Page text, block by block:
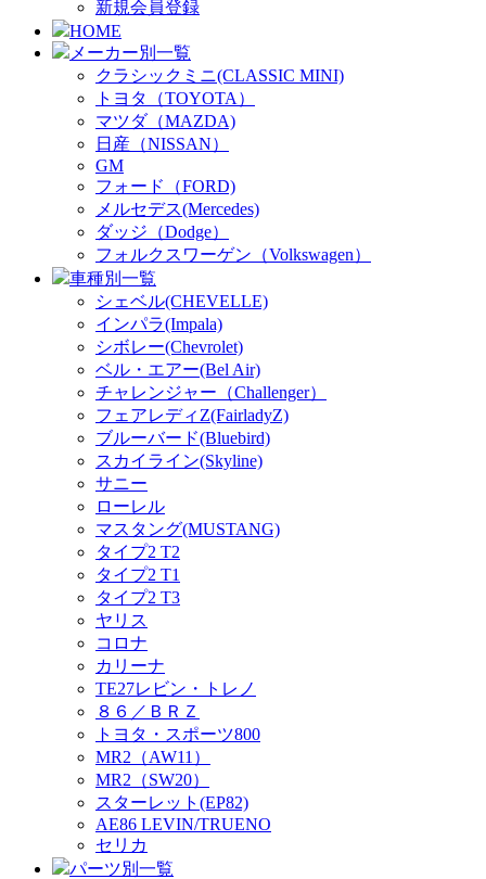
新規会員登録
HOME
メーカー別一覧
クラシックミニ(CLASSIC MINI)
トヨタ（TOYOTA）
マツダ（MAZDA)
日産（NISSAN）
GM
フォード（FORD)
メルセデス(Mercedes)
ダッジ（Dodge）
フォルクスワーゲン（Volkswagen）
車種別一覧
シェベル(CHEVELLE)
インパラ(Impala)
シボレー(Chevrolet)
ベル・エアー(Bel Air)
チャレンジャー（Challenger）
フェアレディZ(FairladyZ)
ブルーバード(Bluebird)
スカイライン(Skyline)
サニー
ローレル
マスタング(MUSTANG)
タイプ2 T2
タイプ2 T1
タイプ2 T3
ヤリス
コロナ
カリーナ
TE27レビン・トレノ
８６／ＢＲＺ
トヨタ・スポーツ800
MR2（AW11）
MR2（SW20）
スターレット(EP82)
AE86 LEVIN/TRUENO
セリカ
パーツ別一覧